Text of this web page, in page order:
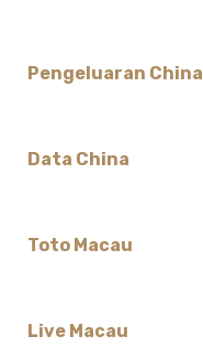
Pengeluaran China
Data China
Toto Macau
Live Macau